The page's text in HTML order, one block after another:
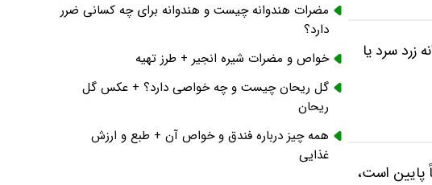
زرد سرد یا
پایین است،
مضرات هندوانه چیست و هندوانه برای چه کسانی ضرر
دارد؟
خواص و مضرات شیره انجیر + طرز تهیه
گل ریحان چیست و چه خواصی دارد؟ + عکس گل
ریحان
همه چیز درباره فندق و خواص آن + طبع و ارزش
غذایی